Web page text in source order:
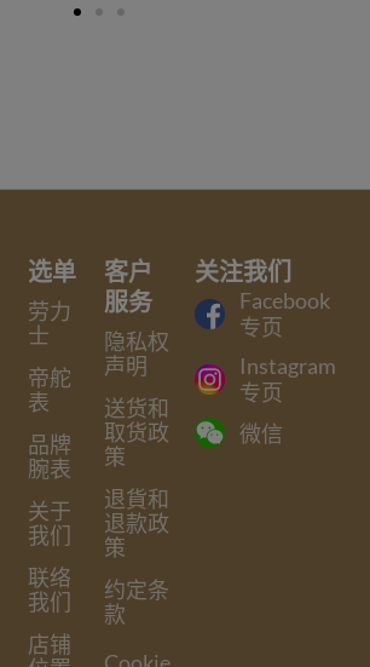
选单
劳力
士
帝舵
表
品牌
腕表
关于
我们
联络
我们
店铺
客户
服务
隐私权
声明
送货和
取货政
策
退貨和
退款政
策
约定条
款
关注我们
Facebook
专页
Instagram
专页
微信